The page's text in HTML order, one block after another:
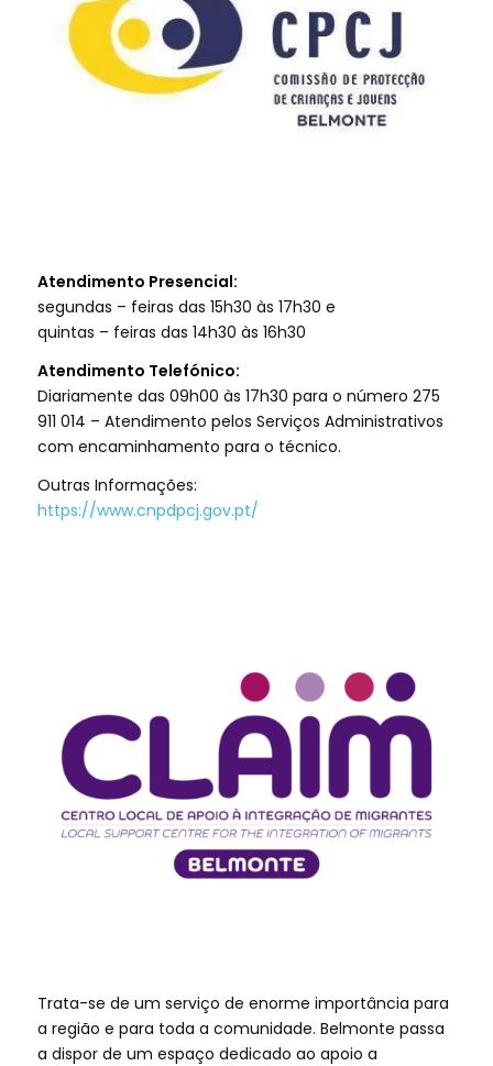
Atendimento Presencial:
segundas – feiras das 15h30 às 17h30 e
quintas – feiras das 14h30 às 16h30
Atendimento Telefónico:
Diariamente das 09h00 às 17h30 para o número 275
911 014 – Atendimento pelos Serviços Administrativos
com encaminhamento para o técnico.
Outras Informações:
https://www.cnpdpcj.gov.pt/
Trata-se de um serviço de enorme importância para
a região e para toda a comunidade. Belmonte passa
a dispor de um espaço dedicado ao apoio a